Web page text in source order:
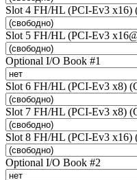
Slot 4 FH/HL (PCI-Ev3 x16)
Slot 5 FH/HL (PCI-Ev3
Optional I/O Book #1
Slot 6 FH/HL (PCI-Ev3 x8)
Slot 7 FH/HL (PCI-Ev3 x8)
Slot 8 FH/HL (PCI-Ev3 x16)
Optional I/O Book #2